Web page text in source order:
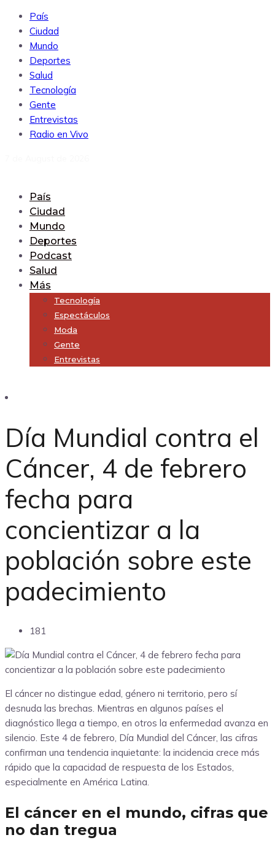
País
Ciudad
Mundo
Deportes
Salud
Tecnología
Gente
Entrevistas
Radio en Vivo
País
Ciudad
Mundo
Deportes
Podcast
Salud
Más
Tecnología
Espectáculos
Moda
Gente
Entrevistas
Día Mundial contra el
Cáncer, 4 de febrero
fecha para
concientizar a la
población sobre este
padecimiento
181
El cáncer no distingue edad, género ni territorio, pero sí
desnuda las brechas. Mientras en algunos países el
diagnóstico llega a tiempo, en otros la enfermedad avanza en
silencio. Este 4 de febrero, Día Mundial del Cáncer, las cifras
confirman una tendencia inquietante: la incidencia crece más
rápido que la capacidad de respuesta de los Estados,
especialmente en América Latina.
El cáncer en el mundo, cifras que
no dan tregua